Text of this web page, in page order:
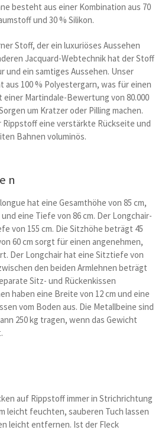
besteht aus einer Kombination aus 70
und 30 % Silikon.
Stoff, der ein luxuriöses Aussehen
Jacquard-Webtechnik hat der Stoff
und ein samtiges Aussehen. Unser
aus 100 % Polyestergarn, was für einen
Martindale-Bewertung von 80.000
um Kratzer oder Pilling machen.
Rippstoff eine verstärkte Rückseite und
Bahnen voluminös.
hat eine Gesamthöhe von 85 cm,
eine Tiefe von 86 cm. Der Longchair-
von 155 cm. Die Sitzhöhe beträgt 45
60 cm sorgt für einen angenehmen,
Der Longchair hat eine Sitztiefe von
den beiden Armlehnen beträgt
Sitz- und Rückenkissen
haben eine Breite von 12 cm und eine
vom Boden aus. Die Metallbeine sind
250 kg tragen, wenn das Gewicht
auf Rippstoff immer in Strichrichtung
leicht feuchten, sauberen Tuch lassen
leicht entfernen. Ist der Fleck